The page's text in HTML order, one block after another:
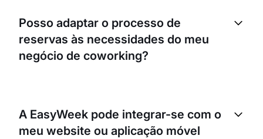
Posso adaptar o processo de
reservas às necessidades do meu
negócio de coworking?
definir as suas próprias regras, estabelecer limites
de reservas e muito mais. Pode configurar a
A EasyWeek pode integrar-se com o
meu website ou aplicação móvel